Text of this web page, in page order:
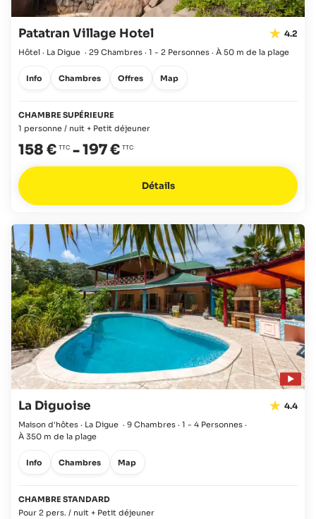
Patatran Village Hotel 4.2
Hôtel · La Digue · 29 Chambres · 1 - 2 Personnes · À 50 m de la plage
Info Chambres Offres Map
CHAMBRE SUPÉRIEURE
1 personne / nuit + Petit déjeuner
158 € -197 €
Détails
La Diguoise 4.4
Maison d'hôtes · La Digue · 9 Chambres · 1 - 4 Personnes ·
À 350 m de la plage
Info Chambres Map
CHAMBRE STANDARD
Pour 2 pers. / nuit + Petit déjeuner